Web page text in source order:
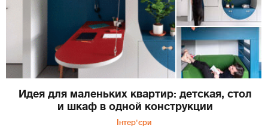
Идея для маленьких квартир: детская, стол
и шкаф в одной конструкции
Інтер'єри